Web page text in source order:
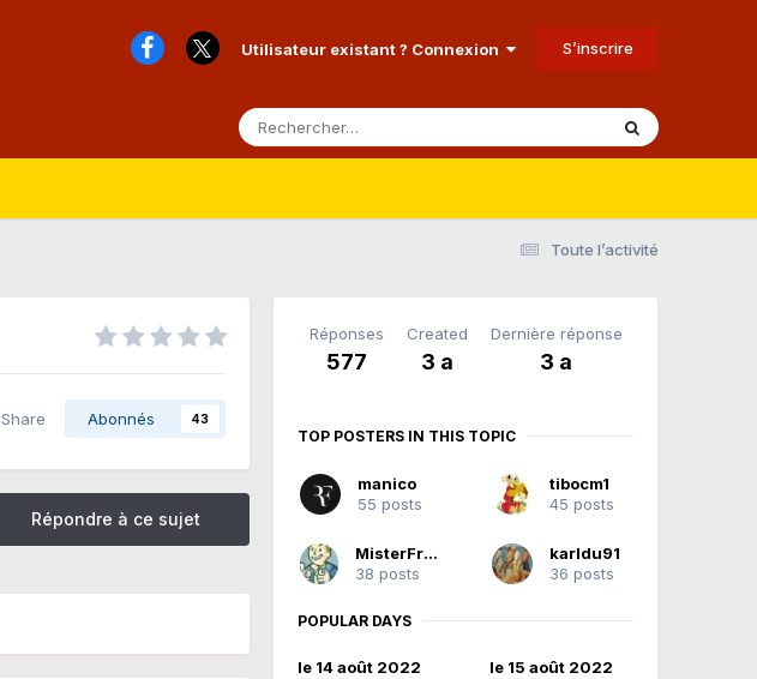
Utilisateur existant ? Connexion S’inscrire
Toute l’activité
Share Abonnés 43
Répondre à ce sujet
Réponses
577
Created
3 a
Dernière réponse
3 a
TOP POSTERS IN THIS TOPIC
manico
55 posts
tibocm1
45 posts
MisterFraiZ
38 posts
karldu91
36 posts
POPULAR DAYS
le 14 août 2022
le 15 août 2022